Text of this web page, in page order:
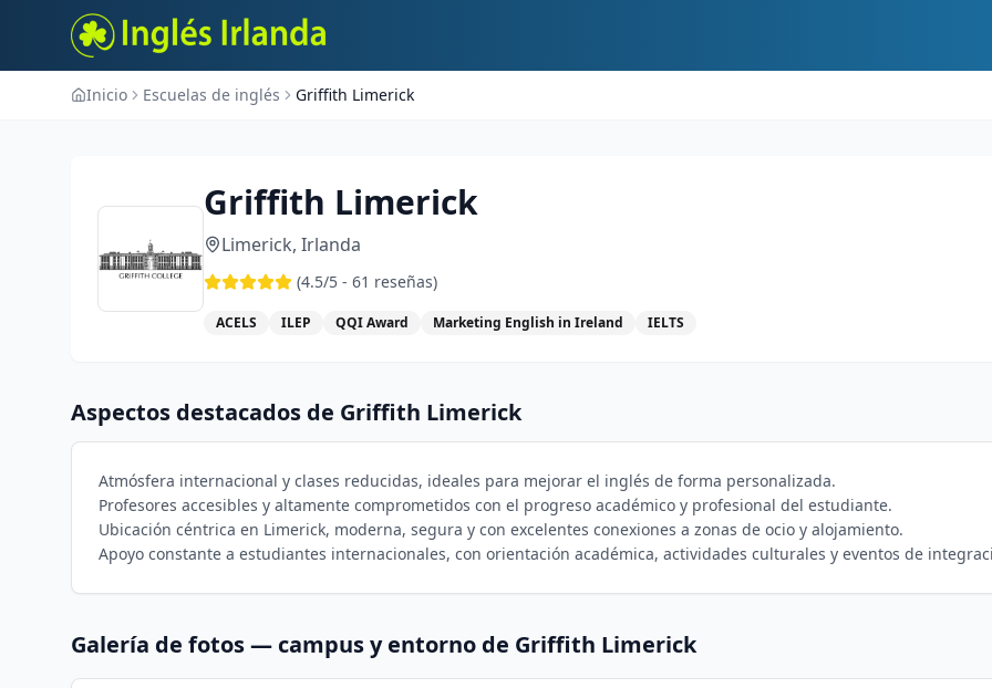
Inicio Escuelas de inglés Griffith Limerick
Griffith Limerick
Limerick, Irlanda
(4.5/5 - 61 reseñas)
ACELS ILEP QQI Award Marketing English in Ireland IELTS
Aspectos destacados de Griffith Limerick
Atmósfera internacional y clases reducidas, ideales para mejorar el inglés de forma personalizada.
Profesores accesibles y altamente comprometidos con el progreso académico y profesional del estudiante.
Ubicación céntrica en Limerick, moderna, segura y con excelentes conexiones a zonas de ocio y alojamiento.
Apoyo constante a estudiantes internacionales, con orientación académica, actividades culturales y eventos de
Galería de fotos — campus y entorno de Griffith Limerick